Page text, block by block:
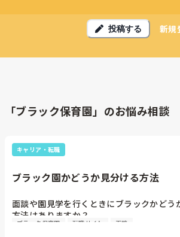
投稿する 新規
「ブラック保育園」のお悩み相談
キャリア・転職
ブラック園かどうか見分ける方法
面談や園見学を行くときにブラックかどう
方法はありますか？
ブラック保育園 転職サイト 面接